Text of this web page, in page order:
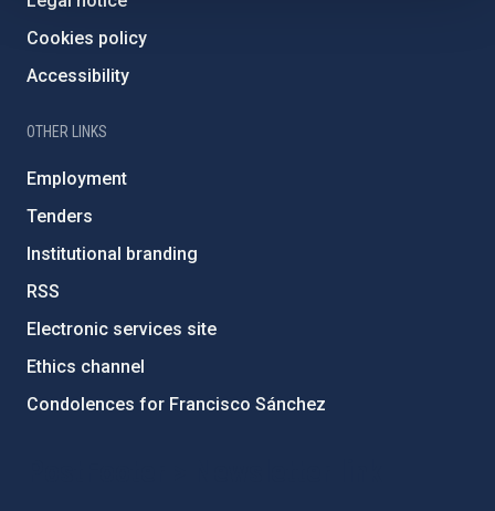
Cookies policy
Accessibility
OTHER LINKS
Employment
Tenders
Institutional branding
RSS
Electronic services site
Ethics channel
Condolences for Francisco Sánchez